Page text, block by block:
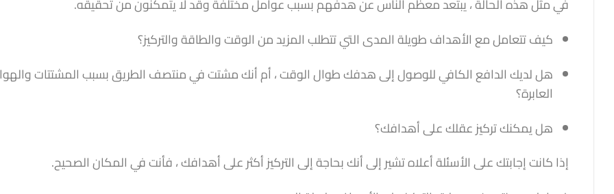
كيف تتعامل مع الأهداف طويلة المدى التي تتطلب المزيد من الوقت والطاقة والتركيز؟
هل لديك الدافع الكافي للوصول إلى هدفك طوال الوقت ، أم أنك مشتت في منتصف الطريق بسبب المشتتات
العابرة؟
هل يمكنك تركيز عقلك على أهدافك؟
إذا كانت إجابتك على الأسئلة أعلاه تشير إلى أنك بحاجة إلى التركيز أكثر على أهدافك ، فأنت في المكان الصحيح.